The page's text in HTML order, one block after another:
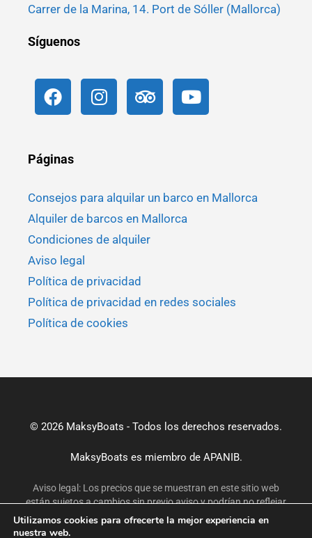
Carrer de la Marina, 14. Port de Sóller (Mallorca)
Síguenos
Páginas
Consejos para alquilar un barco en Mallorca
Alquiler de barcos en Mallorca
Condiciones de alquiler
Aviso legal
Política de privacidad
Política de privacidad en redes sociales
Política de cookies
© 2026 MaksyBoats - Todos los derechos reservados.
MaksyBoats es miembro de APANIB.
Aviso legal: Los precios que se muestran en este sitio web
están sujetos a cambios sin previo aviso y podrían no reflejar
las tarifas más actuales. Para obtener precios exactos y
actualizados, confirme por correo electrónico o WhatsApp
Utilizamos cookies para ofrecerte la mejor experiencia en
nuestra web.